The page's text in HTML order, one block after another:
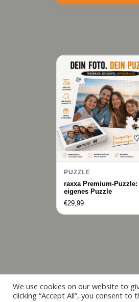
PUZZLE
raxxa Premium-Puzzle:
eigenes Puzzle
€29,99
We use cookies on our website to
clicking “Accept All”, you consent